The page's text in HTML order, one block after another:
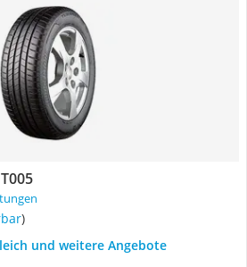
)
und weitere Angebote